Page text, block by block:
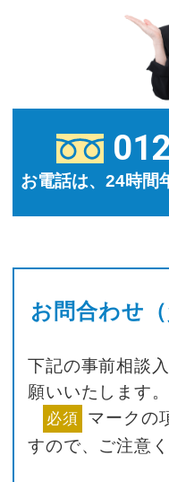
お電話は、24時間
お問合わせ
下記の事前相談
願いいたします。
必須 マークの
すので、 ご注意